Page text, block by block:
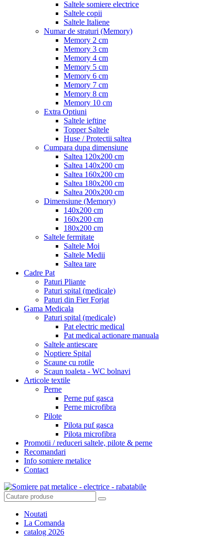
Saltele somiere electrice
Saltele copii
Saltele Italiene
Numar de straturi (Memory)
Memory 2 cm
Memory 3 cm
Memory 4 cm
Memory 5 cm
Memory 6 cm
Memory 7 cm
Memory 8 cm
Memory 10 cm
Extra Optiuni
Saltele ieftine
Topper Saltele
Huse / Protectii saltea
Cumpara dupa dimensiune
Saltea 120x200 cm
Saltea 140x200 cm
Saltea 160x200 cm
Saltea 180x200 cm
Saltea 200x200 cm
Dimensiune (Memory)
140x200 cm
160x200 cm
180x200 cm
Saltele fermitate
Saltele Moi
Saltele Medii
Saltea tare
Cadre Pat
Paturi Pliante
Paturi spital (medicale)
Paturi din Fier Forjat
Gama Medicala
Paturi spital (medicale)
Pat electric medical
Pat medical actionare manuala
Saltele antiescare
Noptiere Spital
Scaune cu rotile
Scaun toaleta - WC bolnavi
Articole textile
Perne
Perne puf gasca
Perne microfibra
Pilote
Pilota puf gasca
Pilota microfibra
Promotii / reduceri saltele, pilote & perne
Recomandari
Info somiere metalice
Contact
Noutati
La Comanda
catalog 2026